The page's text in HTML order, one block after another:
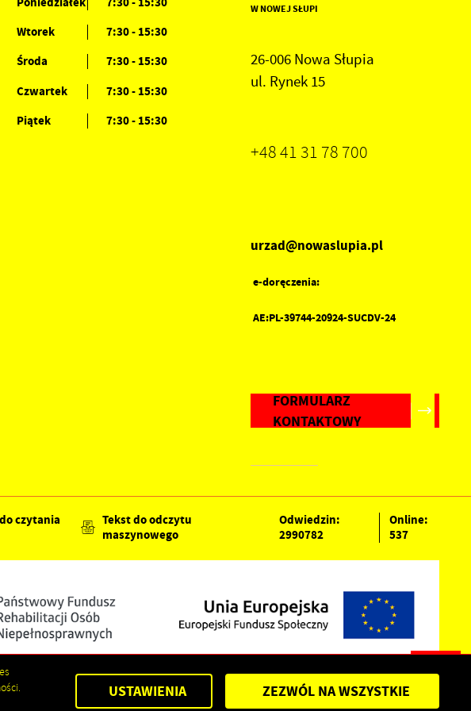
Nowa Słupia o oszczędzanie wody !!!
Wtorek
7:30 - 15:30
Środa
7:30 - 15:30
Czwartek
7:30 - 15:30
Piątek
7:30 - 15:30
W NOWEJ SŁUPI
26-006 Nowa Słupia
ul. Rynek 15
+48 41 31 78 700
urzad@nowaslupia.pl
e-doręczenia:
AE:PL-39744-20924-SUCDV-24
FORMULARZ
KONTAKTOWY
czytania
Tekst do odczytu
maszynowego
Odwiedzin:
2990782
Online:
537
Powered by 2ClickPortal®- Portale nowej generacji
USTAWIENIA ZEZWÓL NA WSZYSTKIE
mediów